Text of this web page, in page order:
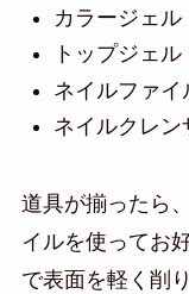
カラージェル
トップジェル
ネイルファイ
ネイルクレン
道具が揃ったら
イルを使ってお
で表面を軽く削